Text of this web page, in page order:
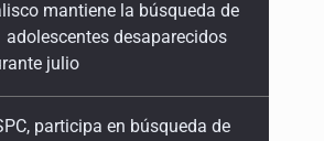
el lobo!participa en búsqueda de
Cabezas Talavera
de vacación y con